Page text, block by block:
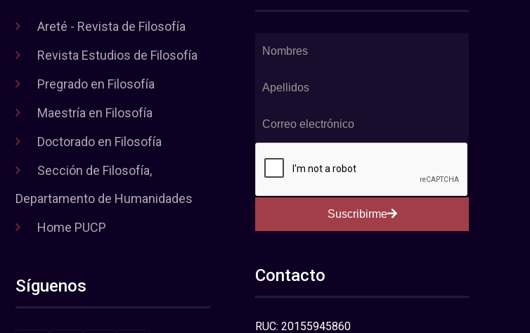
Areté - Revista de Filosofía
Revista Estudios de Filosofía
Pregrado en Filosofía
Maestría en Filosofía
Doctorado en Filosofía
Sección de Filosofía,
Departamento de Humanidades
Home PUCP
Síguenos
Suscribirme
Contacto
RUC: 20155945860